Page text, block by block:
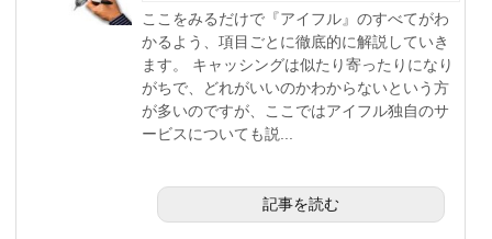
ここをみるだけで『アイフル』のすべてがわ
かるよう、項目ごとに徹底的に解説していき
ます。 キャッシングは似たり寄ったりになり
がちで、どれがいいのかわからないという方
が多いのですが、ここではアイフル独自のサ
ービスについても説...
記事を読む